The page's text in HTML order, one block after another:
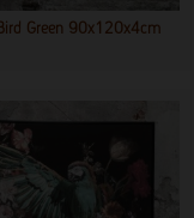
Green 90x120x4cm